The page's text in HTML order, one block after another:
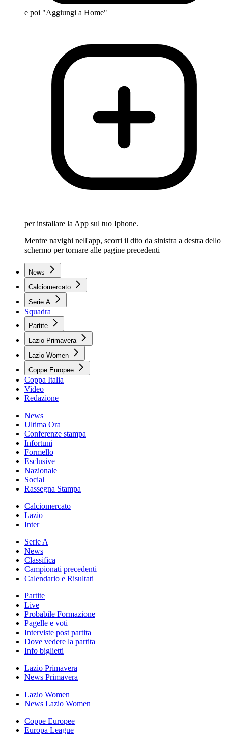
e poi "Aggiungi a Home"
per installare la App sul tuo Iphone.
Mentre navighi nell'app, scorri il dito da sinistra a destra dello
schermo per tornare alle pagine precedenti
News
Calciomercato
Serie A
Squadra
Partite
Lazio Primavera
Lazio Women
Coppe Europee
Coppa Italia
Video
Redazione
News
Ultima Ora
Conferenze stampa
Infortuni
Formello
Esclusive
Nazionale
Social
Rassegna Stampa
Calciomercato
Lazio
Inter
Serie A
News
Classifica
Campionati precedenti
Calendario e Risultati
Partite
Live
Probabile Formazione
Pagelle e voti
Interviste post partita
Dove vedere la partita
Info biglietti
Lazio Primavera
News Primavera
Lazio Women
News Lazio Women
Coppe Europee
Europa League